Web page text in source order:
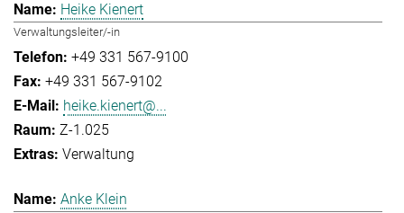
Heike Kienert
Verwaltungsleiter/-in
+49 331 567-9100
+49 331 567-9102
heike.kienert@...
Z-1.025
Verwaltung
Anke Klein